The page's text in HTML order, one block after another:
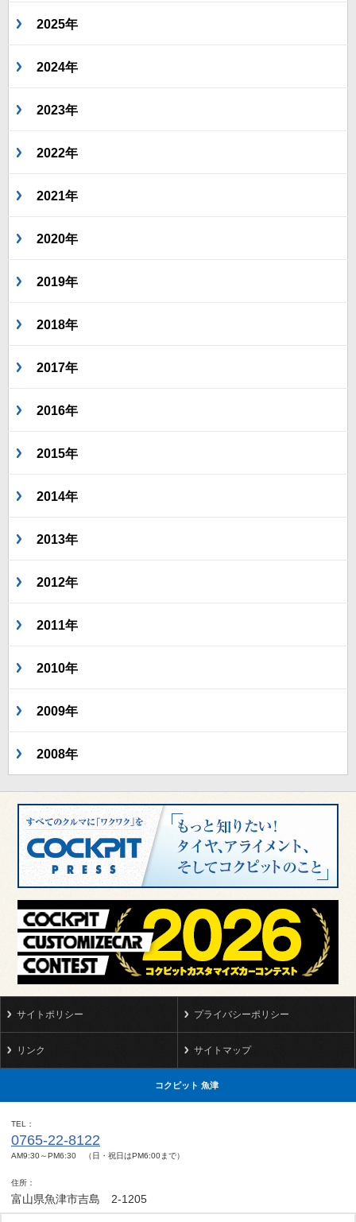
2025年
2024年
2023年
2022年
2021年
2020年
2019年
2018年
2017年
2016年
2015年
2014年
2013年
2012年
2011年
2010年
2009年
2008年
サイトポリシー プライバシーポリシー
リンク サイトマップ
コクピット 魚津
TEL
0765-22-8122
AM9:30～PM6:30 （日・祝日はPM6:00まで）
住所
富山県魚津市吉島 2-1205